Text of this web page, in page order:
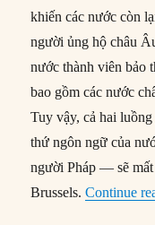
khiến các nước còn
người ủng hộ châu
nước thành viên bảo
bao gồm các nước
Tuy vậy, cả hai
thứ ngôn ngữ của
người Pháp — sẽ
Brussels.Continue